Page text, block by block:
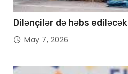
Dilənçilər də həbs ediləcək
May 7, 2026